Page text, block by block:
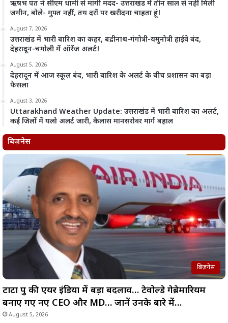
ऋषभ पंत ने सीएम धामी से मांगी मदद- उत्तराखंड में तीन साल से नहीं मिली
जमीन, बोले- मुफ्त नहीं, तय दरों पर खरीदना चाहता हूं!
August 7, 2026
उत्तराखंड में भारी बारिश का कहर, बद्रीनाथ-गंगोत्री-यमुनोत्री हाईवे बंद,
देहरादून-चमोली में ऑरेंज अलर्ट!
August 5, 2026
देहरादून में आज स्कूल बंद, भारी बारिश के अलर्ट के बीच प्रशासन का बड़ा
फैसला
August 3, 2026
Uttarakhand Weather Update: उत्तराखंड में भारी बारिश का अलर्ट,
कई जिलों में यलो अलर्ट जारी, कैलास मानसरोवर मार्ग बहाल
बिज़नेस
बिज़नेस
टाटा ग्रुप की एयर इंडिया में बड़ा बदलाव… टेवोल्डे गेब्रेमारियम
बनाए गए नए CEO और MD… जानें उनके बारे में…
August 5, 2026